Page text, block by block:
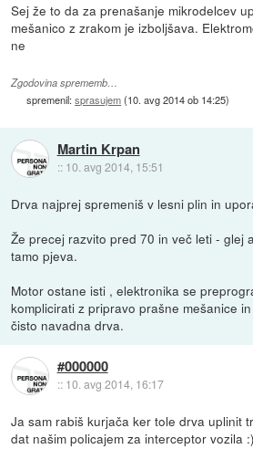
Sej že to da za prenašanje mikrodelcev
mešanico z zrakom je izboljšava.
ne
Zgodovina sprememb…
spremenil:sprasujem(10. avg 2014 ob 14:25)
Martin Krpan
:: 10. avg 2014, 15:51
Drva najprej spremeniš v lesni plin in
Že precej razvito pred 70 in več leti - glej
tamo pjeva.
Motor ostane isti , elektronika se
komplicirati z pripravo prašne mešanice
čisto navadna drva.
#000000
:: 10. avg 2014, 16:17
Ja sam rabiš kurjača ker tole drva uplinit
dat našim policajem za interceptor vozila :)